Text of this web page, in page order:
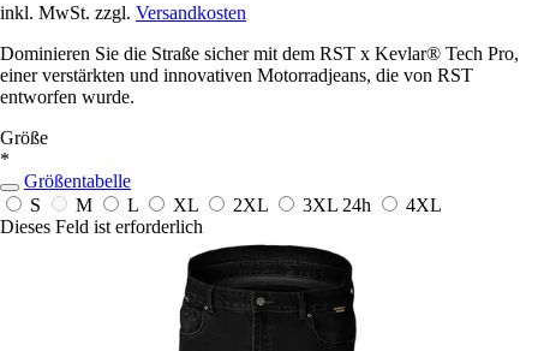
inkl. MwSt. zzgl. Versandkosten
Dominieren Sie die Straße sicher mit dem RST x Kevlar® Tech Pro,
einer verstärkten und innovativen Motorradjeans, die von RST
entworfen wurde.
Größe
*
Größentabelle
S
M L XL 2XL 3XL 24h
4XL
Dieses Feld ist erforderlich